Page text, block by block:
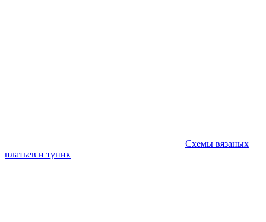
Схемы вязаных
платьев и туник